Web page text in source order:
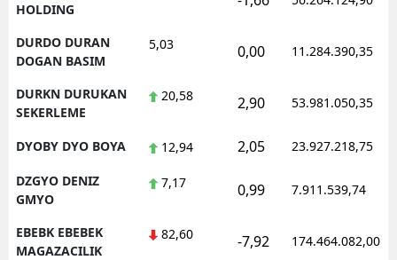
HOLDING
DURDO DURAN
DOGAN BASIM
5,03 0,00 11.284.390,35
DURKN DURUKAN
SEKERLEME
20,58 2,90 53.981.050,35
DYOBY DYO BOYA 12,94 2,05 23.927.218,75
DZGYO DENIZ
GMYO
7,17 0,99 7.911.539,74
EBEBK EBEBEK
MAGAZACILIK
82,60 -7,92 174.464.082,00